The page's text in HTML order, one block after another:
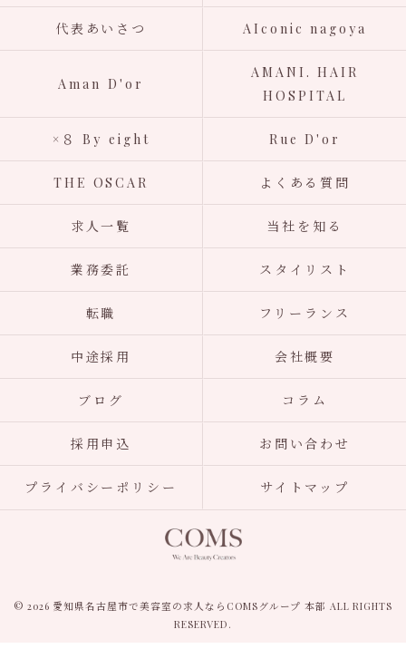
代表あいさつ AIconic nagoya
Aman D'or
AMANI. HAIR
HOSPITAL
×８ By eight Rue D'or
THE OSCAR よくある質問
求人一覧 当社を知る
業務委託 スタイリスト
転職 フリーランス
中途採用 会社概要
ブログ コラム
採用申込 お問い合わせ
プライバシーポリシー サイトマップ
© 2026 愛知県名古屋市で美容室の求人ならCOMSグループ 本部 ALL RIGHTS
RESERVED.